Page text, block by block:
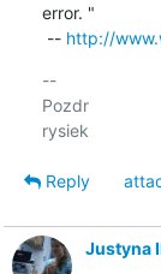
error. "
-- http://
--
Pozdr
Reply
Justyna